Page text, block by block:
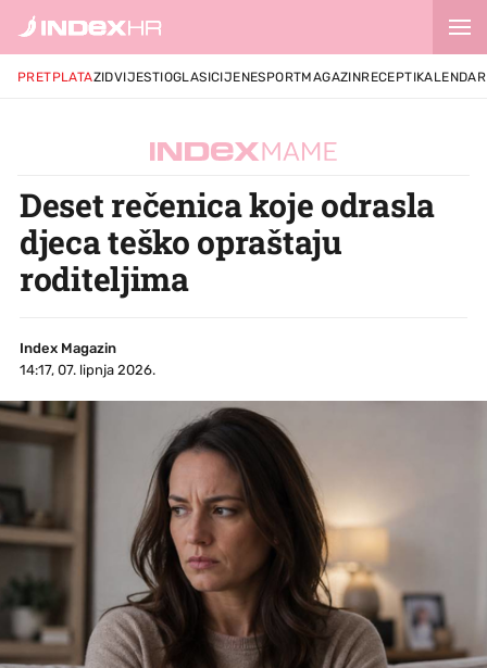
PRETPLATAZIDVIJESTIOGLASICIJENESPORTMAGAZINRECEPTIKALENDAR
Deset rečenica koje odrasla
djeca teško opraštaju
roditeljima
Index Magazin
14:17, 07. lipnja 2026.